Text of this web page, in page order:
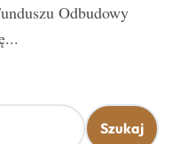
Odbudowy